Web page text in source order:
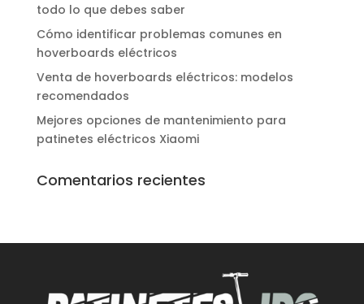
todo lo que debes saber
Cómo identificar problemas comunes en
hoverboards eléctricos
Venta de hoverboards eléctricos: modelos
recomendados
Mejores opciones de mantenimiento para
patinetes eléctricos Xiaomi
Comentarios recientes